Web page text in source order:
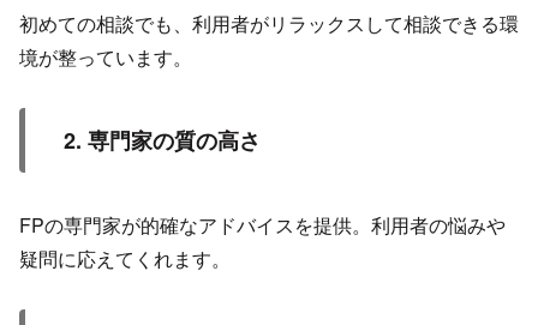
初めての相談でも、利用者がリラックスして相談できる環
境が整っています。
2. 専門家の質の高さ
FPの専門家が的確なアドバイスを提供。利用者の悩みや
疑問に応えてくれます。